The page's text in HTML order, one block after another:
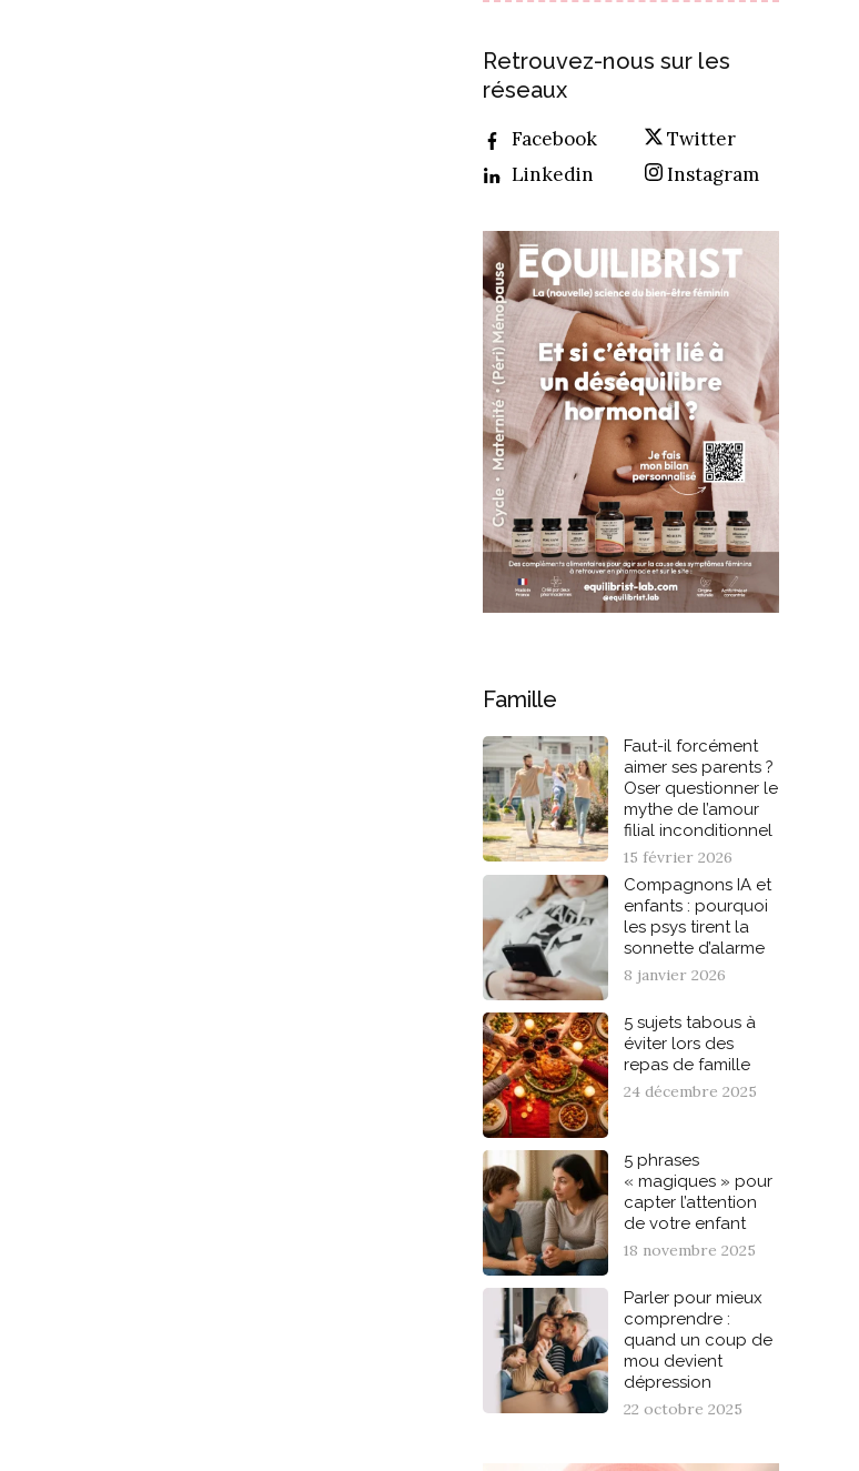
Retrouvez-nous sur les
réseaux
Facebook
Twitter
Linkedin
Instagram
Famille
Faut-il forcément
aimer ses parents ?
Oser questionner le
mythe de l’amour
filial inconditionnel
15 février 2026
Compagnons IA et
enfants : pourquoi
les psys tirent la
sonnette d’alarme
8 janvier 2026
5 sujets tabous à
éviter lors des
repas de famille
24 décembre 2025
5 phrases
« magiques » pour
capter l’attention
de votre enfant
18 novembre 2025
Parler pour mieux
comprendre :
quand un coup de
mou devient
dépression
22 octobre 2025